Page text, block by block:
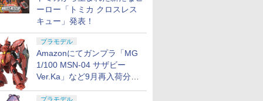
ーロー「トミカ クロスレス
キュー」発表！
プラモデル
Amazonにてガンプラ「MG
1/100 MSN-04 サザビー
Ver.Ka」など9月再入荷分が
プラモデル